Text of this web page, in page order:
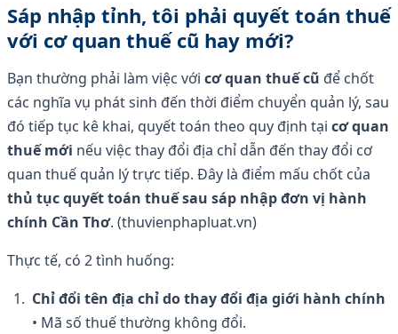
Sáp nhập tỉnh, tôi phải quyết toán thuế
với cơ quan thuế cũ hay mới?
Bạn thường phải làm việc với cơ quan thuế cũ để chốt
các nghĩa vụ phát sinh đến thời điểm chuyển quản lý, sau
đó tiếp tục kê khai, quyết toán theo quy định tại cơ quan
thuế mới nếu việc thay đổi địa chỉ dẫn đến thay đổi cơ
quan thuế quản lý trực tiếp. Đây là điểm mấu chốt của
thủ tục quyết toán thuế sau sáp nhập đơn vị hành
chính Cần Thơ. (thuvienphapluat.vn)
Thực tế, có 2 tình huống:
Chỉ đổi tên địa chỉ do thay đổi địa giới hành chính
• Mã số thuế thường không đổi.